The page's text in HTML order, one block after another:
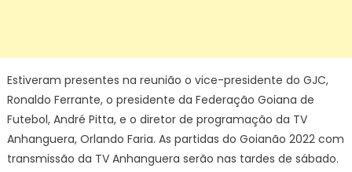
Estiveram presentes na reunião o vice-presidente do GJC,
Ronaldo Ferrante, o presidente da Federação Goiana de
Futebol, André Pitta, e o diretor de programação da TV
Anhanguera, Orlando Faria. As partidas do Goianão 2022 com
transmissão da TV Anhanguera serão nas tardes de sábado.